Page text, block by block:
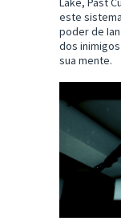
este
poder de
dos
sua mente.